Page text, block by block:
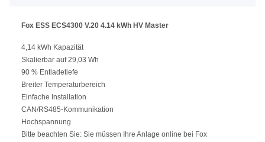
Fox ESS ECS4300 V.20 4.14 kWh HV Master
4,14 kWh Kapazität
Skalierbar auf 29,03 Wh
90 % Entladetiefe
Breiter Temperaturbereich
Einfache Installation
CAN/RS485-Kommunikation
Hochspannung
Bitte beachten Sie: Sie müssen Ihre Anlage online bei Fox